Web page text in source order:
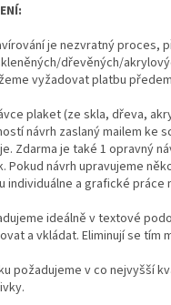
je nezvratný proces,
dřevěných/
vyžadovat platbu
plaket (ze skla, dřeva,
návrh zaslaný mailem ke
Zdarma je také 1 opravný
Pokud návrh upravujeme
individuálne a grafické práce
ideálně v textové
a vkládat. Eliminují se tím
požadujeme v co nejvyšší